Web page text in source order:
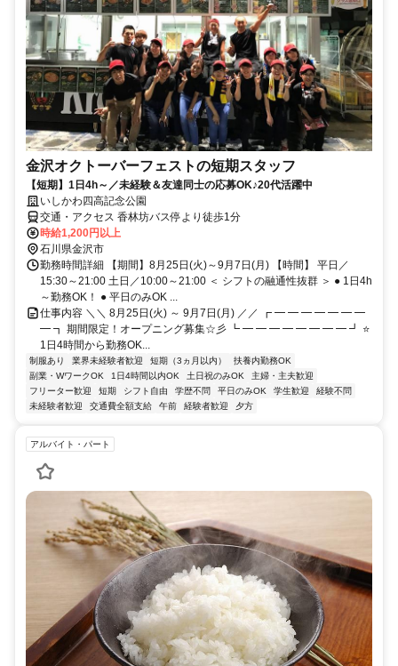
金沢オクトーバーフェストの短期スタッフ
【短期】1日4h～／未経験＆友達同士の応募OK♪20代活躍中
いしかわ四高記念公園
交通・アクセス 香林坊バス停より徒歩1分
時給1,200円以上
石川県金沢市
勤務時間詳細 【期間】8月25日(火)～9月7日(月) 【時間】 平日／
15:30～21:00 土日／10:00～21:00 ＜ シフトの融通性抜群 ＞ ● 1日4h
～勤務OK！ ● 平日のみOK ...
仕事内容 ＼＼ 8月25日(火) ～ 9月7日(月) ／／ ┏ ━ ━ ━ ━ ━ ━ ━
━ ┓ 期間限定！オープニング募集☆彡 ┗ ━ ━ ━ ━ ━ ━ ━ ━ ┛ ⭐
1日4時間から勤務OK...
制服あり 業界未経験者歓迎 短期（3ヵ月以内）
扶養内勤務OK
副業・WワークOK
1日4時間以内OK 土日祝のみOK
主婦・主夫歓迎
フリーター歓迎
短期 シフト自由 学歴不問 平日のみOK 学生歓迎
経験不問
未経験者歓迎
交通費全額支給 午前 経験者歓迎 夕方
アルバイト・パート